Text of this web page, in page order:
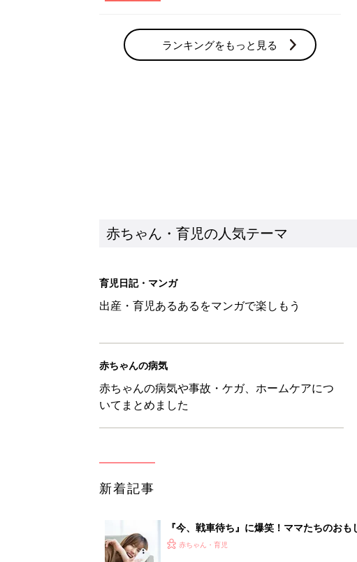
ランキングをもっと見る
赤ちゃん・育児の人気テーマ
育児日記・マンガ
出産・育児あるあるをマンガで楽しもう
赤ちゃんの病気
赤ちゃんの病気や事故・ケガ、ホームケアにつ
いてまとめました
新着記事
『今、戦車待ち』に爆笑！ママたちのお
赤ちゃん・育児